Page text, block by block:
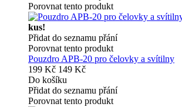
Porovnat tento produkt
kus!
Přidat do seznamu přání
Porovnat tento produkt
Pouzdro APB-20 pro čelovky a svítilny
199 Kč 149 Kč
Do košíku
Přidat do seznamu přání
Porovnat tento produkt